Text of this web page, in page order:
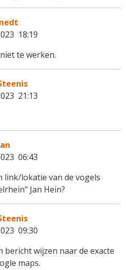
18:19
te werken.
21:13
06:43
link/lokatie van de vogels
Jan Hein?
09:30
bericht wijzen naar de exacte
maps.